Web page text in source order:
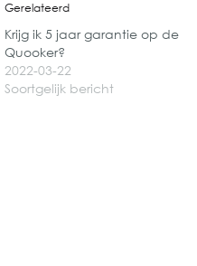
Gerelateerd
Krijg ik 5 jaar garantie op de
Quooker?
2022-03-22
Soortgelijk bericht